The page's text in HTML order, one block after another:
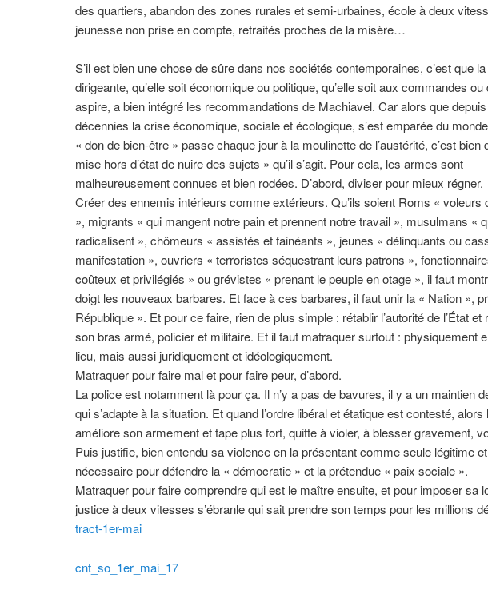
des quartiers, abandon des zones rurales et semi-urbaines, école à deux
jeunesse non prise en compte, retraités proches de la misère…
S’il est bien une chose de sûre dans nos sociétés contemporaines, c’est que
dirigeante, qu’elle soit économique ou politique, qu’elle soit aux commandes ou
aspire, a bien intégré les recommandations de Machiavel. Car alors que
décennies la crise économique, sociale et écologique, s’est emparée du
« don de bien-être » passe chaque jour à la moulinette de l’austérité, c’est bien
mise hors d’état de nuire des sujets » qu’il s’agit. Pour cela, les armes sont
malheureusement connues et bien rodées. D’abord, diviser pour mieux régner.
Créer des ennemis intérieurs comme extérieurs. Qu’ils soient Roms « voleurs
», migrants « qui mangent notre pain et prennent notre travail », musulmans «
radicalisent », chômeurs « assistés et fainéants », jeunes « délinquants ou
manifestation », ouvriers « terroristes séquestrant leurs patrons »,
coûteux et privilégiés » ou grévistes « prenant le peuple en otage », il faut
doigt les nouveaux barbares. Et face à ces barbares, il faut unir la « Nation »,
République ». Et pour ce faire, rien de plus simple : rétablir l’autorité de l’État et
son bras armé, policier et militaire. Et il faut matraquer surtout : physiquement
lieu, mais aussi juridiquement et idéologiquement.
Matraquer pour faire mal et pour faire peur, d’abord.
La police est notamment là pour ça. Il n’y a pas de bavures, il y a un maintien
qui s’adapte à la situation. Et quand l’ordre libéral et étatique est contesté, alors
améliore son armement et tape plus fort, quitte à violer, à blesser gravement,
Puis justifie, bien entendu sa violence en la présentant comme seule légitime
nécessaire pour défendre la « démocratie » et la prétendue « paix sociale ».
Matraquer pour faire comprendre qui est le maître ensuite, et pour imposer sa
justice à deux vitesses s’ébranle qui sait prendre son temps pour les millions
tract-1er-mai
cnt_so_1er_mai_17